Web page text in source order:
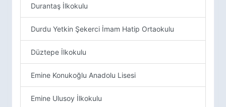
Durantaş İlkokulu
Durdu Yetkin Şekerci İmam Hatip Ortaokulu
Düztepe İlkokulu
Emine Konukoğlu Anadolu Lisesi
Emine Ulusoy İlkokulu